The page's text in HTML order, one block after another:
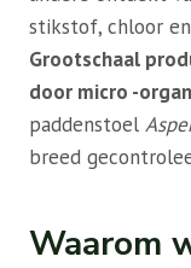
stikstof, chloor
Grootschaal
door micro -
paddenstoel
breed
Waarom